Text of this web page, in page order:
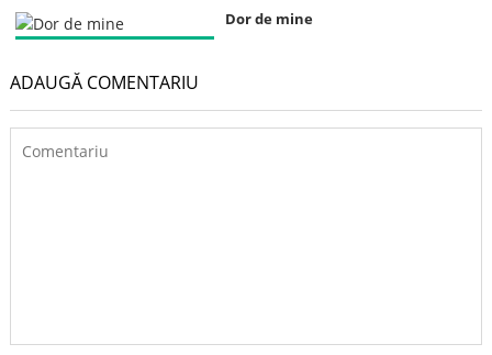
Dor de mine
ADAUGĂ COMENTARIU